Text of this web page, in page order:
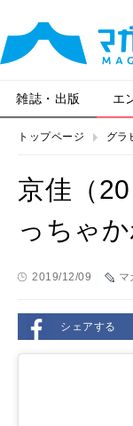
雑誌・出版 エ
トップページ グラ
京佳（
っちゃ
2019/12/09 マ
シェアする